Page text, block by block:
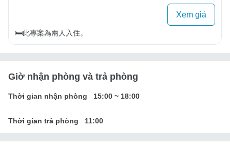
Xem giá
🛏️此專案為兩人入住。
Giờ nhận phòng và trả phòng
Thời gian nhận phòng 15:00 ~ 18:00
Thời gian trả phòng 11:00